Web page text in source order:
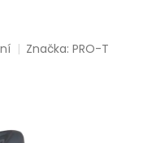
Značka:PRO-T